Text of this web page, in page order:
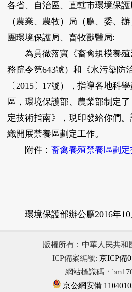
各省、自治區、直轄市環境保
（農業、農牧）局（廳、委、
團環境保護局、畜牧獸醫局:
為貫徹落實《畜禽規模養殖
務院令第643號）和《水污染防
〔2015〕17號），指導各地科
區，環境保護部、農業部制定
定技術指南》，現印發給你們
織開展禁養區劃定工作。
附件： 畜禽養殖禁養區劃
環境保護部辦公廳2016年10
版權所有：中華人民共和
ICP備案編號: 京ICP備
網站標識碼：
京公網安備